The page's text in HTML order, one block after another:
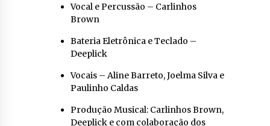
Vocal e Percussão – Carlinhos
Brown
Bateria Eletrônica e Teclado –
Deeplick
Vocais – Aline Barreto, Joelma Silva e
Paulinho Caldas
Produção Musical: Carlinhos Brown,
Deeplick e com colaboração dos